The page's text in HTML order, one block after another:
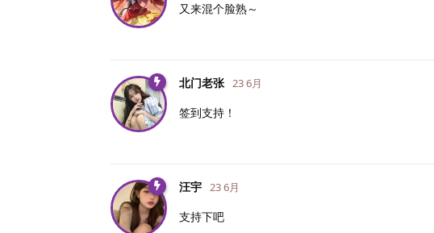
又来混个脸熟～
北门老张 23 6月
签到支持！
汪宇 23 6月
支持下吧